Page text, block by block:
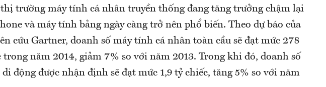
trường máy tính cá nhân truyền thống đang tăng trưởng chậm lại
và máy tính bảng ngày càng trở nên phổ biến. Theo dự báo của
cứu Gartner, doanh số máy tính cá nhân toàn cầu sẽ đạt mức 278
trong năm 2014, giảm 7% so với năm 2013. Trong khi đó, doanh số
động được nhận định sẽ đạt mức 1,9 tỷ chiếc, tăng 5% so với năm